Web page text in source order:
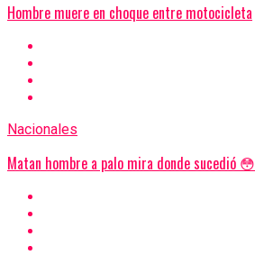
Hombre muere en choque entre motocicleta
Nacionales
Matan hombre a palo mira donde sucedió 😳